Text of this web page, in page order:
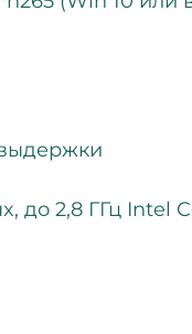
до 2,8 ГГц